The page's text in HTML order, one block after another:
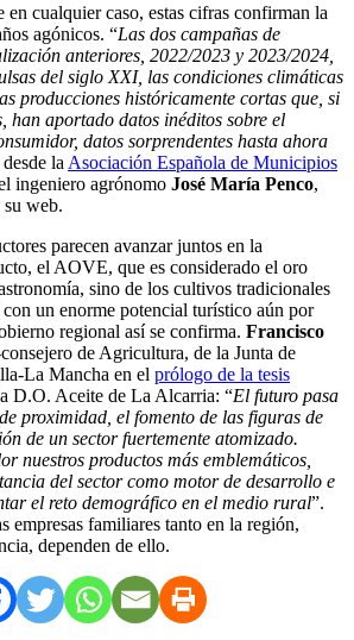
en cualquier caso, estas cifras confirman la
agónicos. “Las dos campañas de
anteriores, 2022/2023 y 2023/2024,
del siglo XXI, las condiciones climáticas
producciones históricamente cortas que, si
han aportado datos inéditos sobre el
datos sorprendentes hasta ahora
la Asociación Española de Municipios
ingeniero agrónomo José María Penco,
su web.
parecen avanzar juntos en la
el AOVE, que es considerado el oro
sino de los cultivos tradicionales
un enorme potencial turístico aún por
regional así se confirma. Francisco
de Agricultura, de la Junta de
La Mancha en el prólogo de la tesis
D.O. Aceite de La Alcarria: “El futuro pasa
proximidad, el fomento de las figuras de
de un sector fuertemente atomizado.
nuestros productos más emblemáticos,
del sector como motor de desarrollo e
el reto demográfico en el medio rural”.
empresas familiares tanto en la región,
dependen de ello.